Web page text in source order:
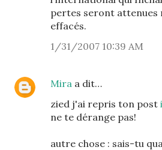
pertes seront attenues
effacés.
1/31/2007 10:39 AM
Mira a dit…
zied j'ai repris ton post
ne te dérange pas!
autre chose : sais-tu